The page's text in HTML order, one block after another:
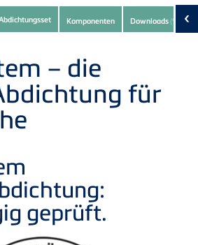
Komponenten Downloads(9) ‹
– die
für
geprüft.